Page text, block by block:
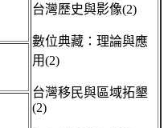
台灣歷史與影像(2)
數位典藏：理論與應
用(2)
台灣移民與區域拓墾
(2)